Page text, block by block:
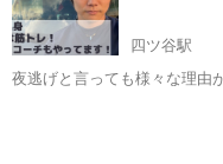
四ツ谷駅
夜逃げと言っても様々な理由があります ・家庭内